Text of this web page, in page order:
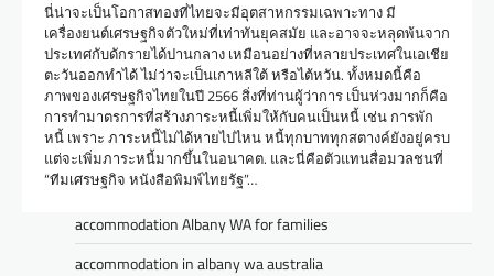
นี่น่าจะเป็นโอกาสทองที่ไทยจะมีอุตสาหกรรมเฉพาะทาง มี
เครื่องยนต์เศรษฐกิจตัวใหม่ที่เท่าทันยุคสมัย และอาจจะหลุดพ้นจาก
ประเทศกับดักรายได้ปานกลาง เหมือนอย่างที่หลายประเทศในเอเชีย
ตะวันออกทำได้ ไม่ว่าจะเป็นเกาหลีใต้ หรือไต้หวัน. ทั้งหมดนี้คือ
ภาพของเศรษฐกิจไทยในปี 2566 สิ่งที่ท่านผู้ว่าการ เป็นห่วงมากก็คือ
การทำมาตรการที่สร้างภาระหนี้เพิ่มให้กับคนเป็นหนี้ เช่น การพัก
หนี้ เพราะ ภาระหนี้ไม่ได้หายไปไหน หนี้ทุกบาททุกสตางค์ยังอยู่ครบ
แต่จะเพิ่มภาระหนี้มากขึ้นในอนาคต. และนี่คือตัวแทนสื่อมวลชนที่
“ทีมเศรษฐกิจ หนังสือพิมพ์ไทยรัฐ”…
accommodation Albany WA for families
accommodation in albany wa australia